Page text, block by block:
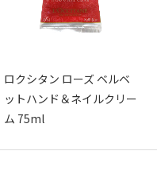
ロクシタン ローズ ベルベ
ットハンド＆ネイルクリー
ム 75ml